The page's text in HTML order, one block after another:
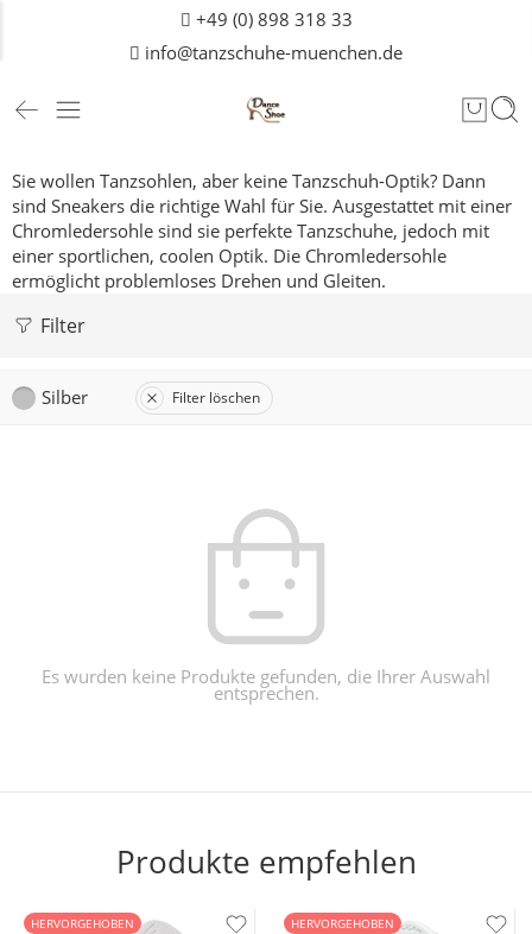
+49 (0) 898 318 33
info@tanzschuhe-muenchen.de
Sie wollen Tanzsohlen, aber keine Tanzschuh-Optik? Dann
sind Sneakers die richtige Wahl für Sie. Ausgestattet mit einer
Chromledersohle sind sie perfekte Tanzschuhe, jedoch mit
einer sportlichen, coolen Optik. Die Chromledersohle
ermöglicht problemloses Drehen und Gleiten.
Filter
Silber Filter löschen
Es wurden keine Produkte gefunden, die Ihrer Auswahl
entsprechen.
Produkte empfehlen
HERVORGEHOBEN HERVORGEHOBEN